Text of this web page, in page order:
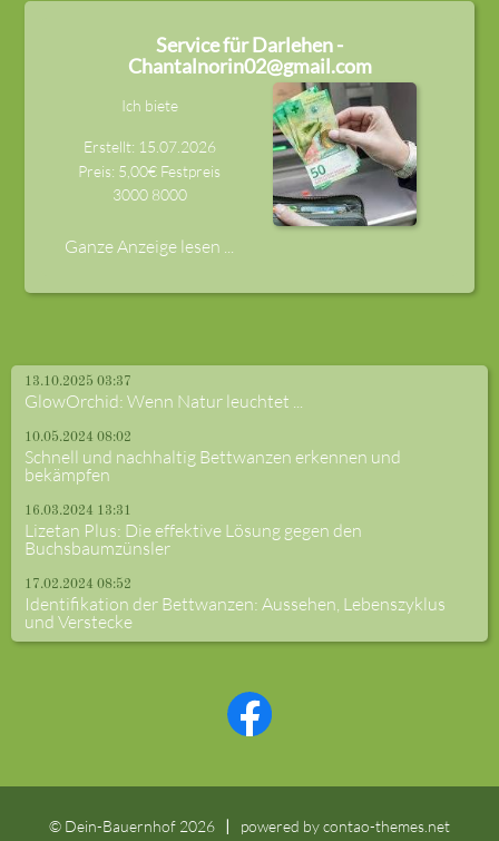
Service für Darlehen -
Chantalnorin02@gmail.com
Ich biete
Erstellt: 15.07.2026
Preis: 5,00€ Festpreis
3000 8000
Ganze Anzeige lesen ...
13.10.2025 03:37
GlowOrchid: Wenn Natur leuchtet ...
10.05.2024 08:02
Schnell und nachhaltig Bettwanzen erkennen und
bekämpfen
16.03.2024 13:31
Lizetan Plus: Die effektive Lösung gegen den
Buchsbaumzünsler
17.02.2024 08:52
Identifikation der Bettwanzen: Aussehen, Lebenszyklus
und Verstecke
© Dein-Bauernhof 2026 powered bycontao-themes.net